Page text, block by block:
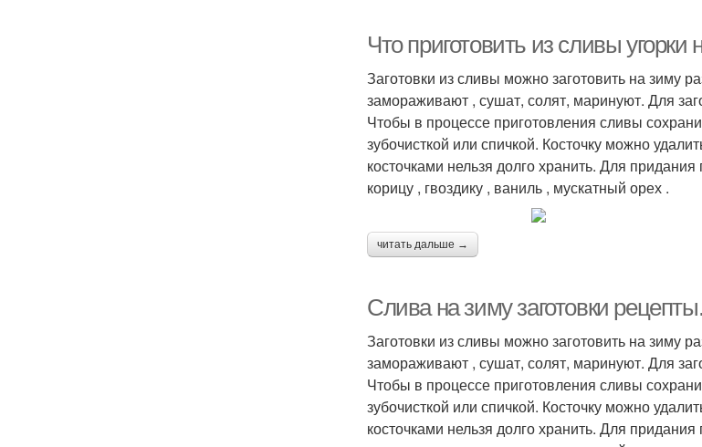
Что приготовить из сливы угорки
Заготовки из сливы можно заготовить на зиму
замораживают , сушат, солят, маринуют. Для
Чтобы в процессе приготовления сливы
зубочисткой или спичкой. Косточку можно
косточками нельзя долго хранить. Для
корицу , гвоздику , ваниль , мускатный орех .
читать дальше →
Слива на зиму заготовки
Заготовки из сливы можно заготовить на зиму
замораживают , сушат, солят, маринуют. Для
Чтобы в процессе приготовления сливы
зубочисткой или спичкой. Косточку можно
косточками нельзя долго хранить. Для